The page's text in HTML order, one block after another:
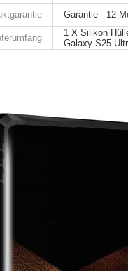
Garantie - 12
1 X Silikon
Galaxy S25